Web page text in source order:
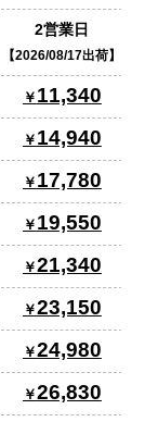
2営業日
2026/08/17出荷
11,340
14,940
17,780
19,550
21,340
23,150
24,980
26,830